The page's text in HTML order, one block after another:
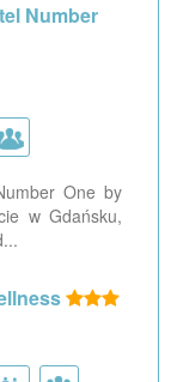
Number
One by
w Gdańsku,